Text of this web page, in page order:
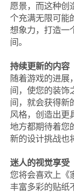
愿景，而这种创
个充满无限可能
想象力，打造一
间。
持续更新的内容
随着游戏的进展
间，使您的装饰
间，就会获得新
风格，创造出更
地方都期待着您
新的设计挑战也
迷人的视觉享受
您将会喜欢上《
丰富多彩的贴纸